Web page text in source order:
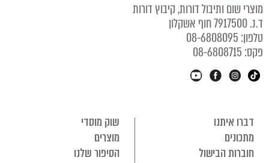
מוצרי שום ותיבול דורות, קיבוץ דורות
ד.נ. 7917500 חוף אשקלון
טלפון: 08-6808095
פקס: 08-6808715
דברו איתנו
שוק מוסדי
מתכונים
מוצרים
חוברות הבישול
הסיפור שלנו